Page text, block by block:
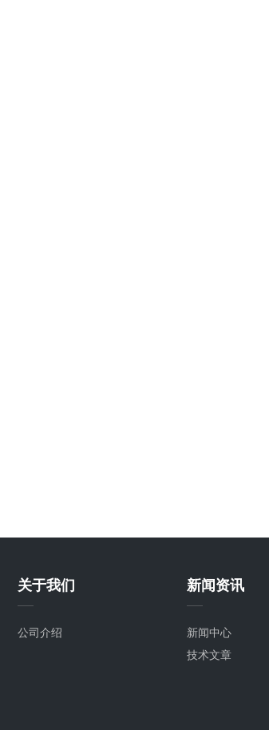
关于我们
公司介绍
新闻资讯
新闻中心
技术文章